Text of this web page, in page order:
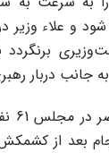
و علاء وزیر
جانب دربار
بعد از